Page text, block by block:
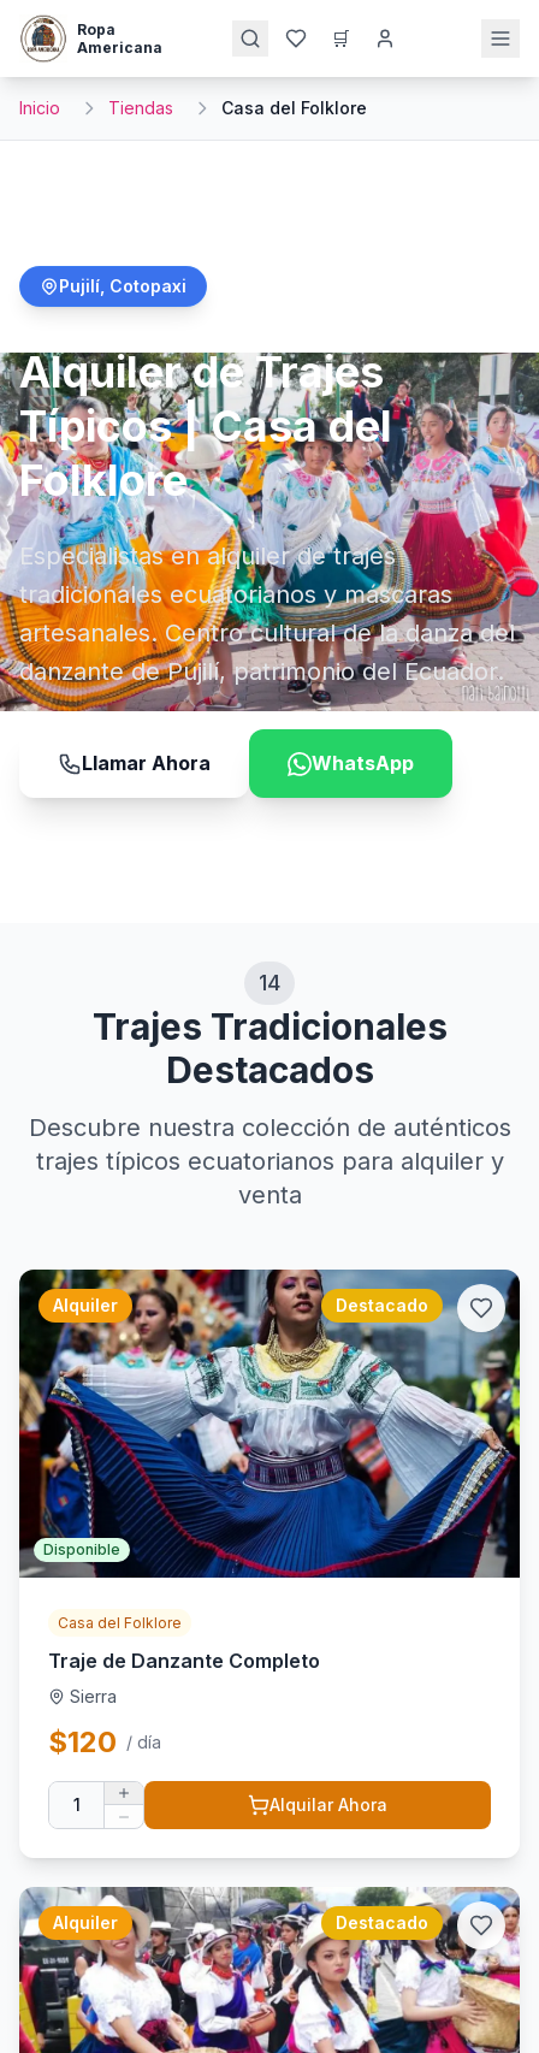
Ropa
Americana
🛒
Inicio Tiendas Casa del Folklore
Pujilí Cotopaxi
Alquiler de Trajes
Típicos | Casa del
Folklore
Especialistas en alquiler de trajes
tradicionales ecuatorianos y máscaras
artesanales. Centro cultural de la danza del
danzante de Pujilí, patrimonio del Ecuador.
Llamar Ahora WhatsApp
14
Trajes Tradicionales
Destacados
Descubre nuestra colección de auténticos
trajes típicos ecuatorianos para alquiler y
venta
Alquiler Destacado
Disponible
Casa del Folklore
Traje de Danzante Completo
Sierra
$120 / día
1 Alquilar Ahora
Alquiler Destacado